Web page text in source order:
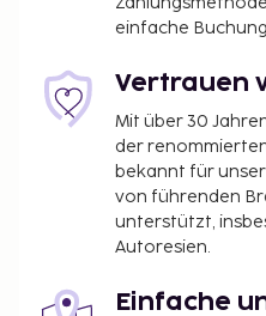
einfache
Vertrauen
Mit über 30
der
bekannt für
von führenden
unterstützt,
Autoresien.
Einfache